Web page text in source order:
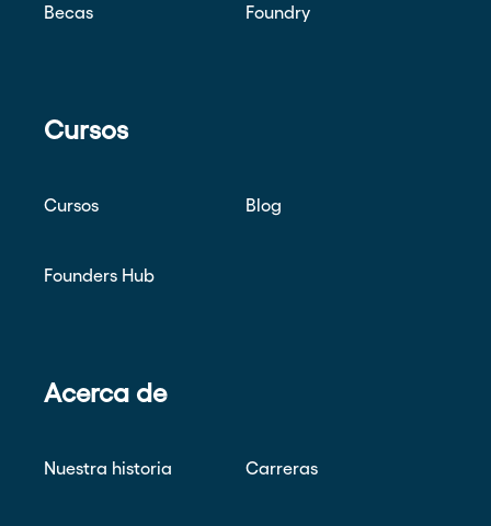
Becas Foundry
Cursos
Cursos Blog
Founders Hub
Acerca de
Nuestra historia Carreras